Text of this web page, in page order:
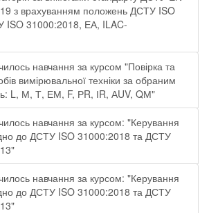
з врахуванням положень ДСТУ ISO
ISO 31000:2018, ЕА, ILAC-
навчання за курсом "Повірка та
вимірювальної техніки за обраним
L, М, Т, ЕМ, F, РR, ІR, АUV, QМ"
навчання за курсом: "Керування
до ДСТУ ISO 31000:2018 та ДСТУ
навчання за курсом: "Керування
до ДСТУ ISO 31000:2018 та ДСТУ